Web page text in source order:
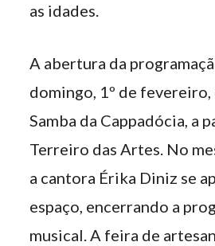
as idades.
A abertura da
domingo, 1º de fevereiro,
Samba da Cappadócia, a
Terreiro das Artes. No
a cantora Érika Diniz se
espaço, encerrando a
musical. A feira de